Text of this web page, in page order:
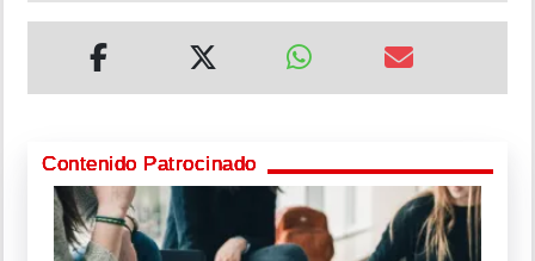
Contenido Patrocinado